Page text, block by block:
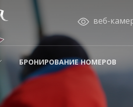
веб-
БРОНИРОВАНИЕ НОМЕРОВ